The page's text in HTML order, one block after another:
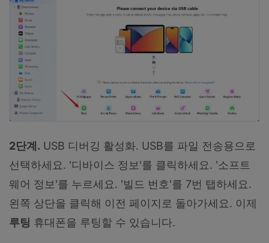
2단계. USB 디버깅 활성화. USB를 파일 전송용으로
선택하세요. '디바이스 정보'를 클릭하세요. '소프트
웨어 정보'를 누르세요. '빌드 번호'를 7번 탭하세요.
왼쪽 상단을 클릭해 이전 페이지로 돌아가세요. 이제
루팅 휴대폰을 루팅할 수 있습니다.